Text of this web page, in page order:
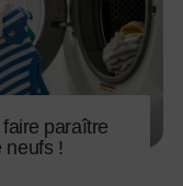
paraître
neufs !